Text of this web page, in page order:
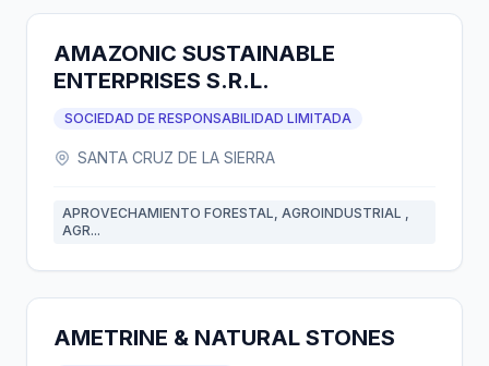
AMAZONIC SUSTAINABLE
ENTERPRISES S.R.L.
SOCIEDAD DE RESPONSABILIDAD LIMITADA
SANTA CRUZ DE LA SIERRA
APROVECHAMIENTO FORESTAL, AGROINDUSTRIAL ,
AGR...
AMETRINE & NATURAL STONES